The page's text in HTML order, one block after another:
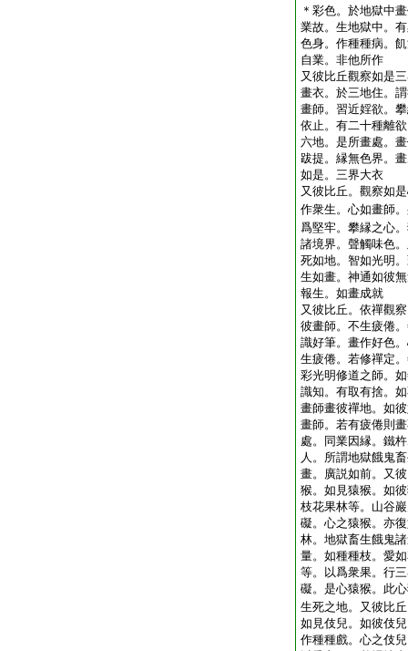
＊彩色。於地獄中
業故。生地獄中。
色身。作種種病。
自業。非他所作
又彼比丘觀察如是
畫衣。於三地住。
畫師。習近婬欲。
依止。有二十種離
六地。是所畫處。
跋提。縁無色界。
如是。三界大衣
又彼比丘。觀察如
作衆生。心如畫師
爲堅牢。攀縁之心
諸境界。聲觸味色
死如地。智如光明
生如畫。神通如彼
報生。如畫成就
又彼比丘。依禪觀
彼畫師。不生疲倦
識好筆。畫作好色
生疲倦。若修禪定
彩光明修道之師。
識知。有取有捨。
畫師畫彼禪地。如
畫師。若有疲倦則
處。同業因縁。鐵
人。所謂地獄餓鬼
畫。廣説如前。又
猴。如見猿猴。如
枝花果林等。山谷
礙。心之猿猴。亦
林。地獄畜生餓鬼
量。如種種枝。愛
等。以爲衆果。行
礙。是心猿猴。此
生死之地。又彼比
如見伎兒。如彼伎
作種種戲。心之伎